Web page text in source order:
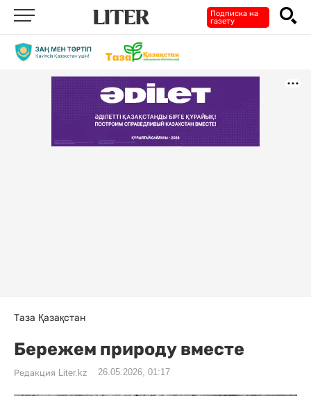
Подписка на
газету
Таза Қазақстан
Бережем природу вместе
Редакция Liter.kz 26.05.2026, 01:17